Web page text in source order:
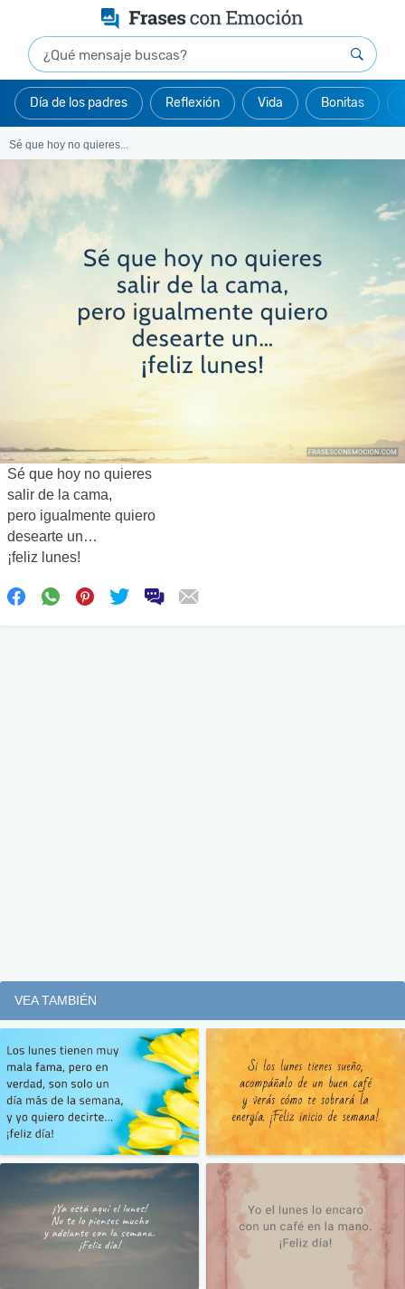
Día de los padres Reflexión Vida Bonitas
Sé que hoy no quieres...
Sé que hoy no quieres
salir de la cama,
pero igualmente quiero
desearte un…
¡feliz lunes!
VEA TAMBIÉN